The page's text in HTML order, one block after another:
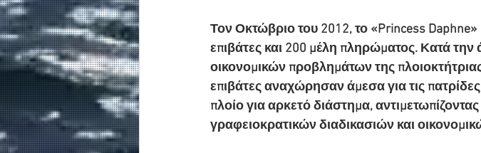
Τον Οκτώβριο του 2012, το «Princess
επιβάτες και 200 μέλη πληρώματος. Κατά
οικονομικών προβλημάτων της
επιβάτες αναχώρησαν άμεσα για τις
πλοίο για αρκετό διάστημα,
γραφειοκρατικών διαδικασιών και